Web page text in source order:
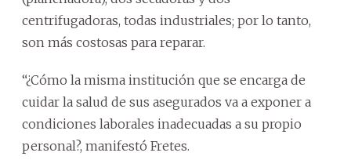
centrifugadoras, todas industriales; por lo tanto,
son más costosas para reparar.
“¿Cómo la misma institución que se encarga de
cuidar la salud de sus asegurados va a exponer a
condiciones laborales inadecuadas a su propio
personal?, manifestó Fretes.